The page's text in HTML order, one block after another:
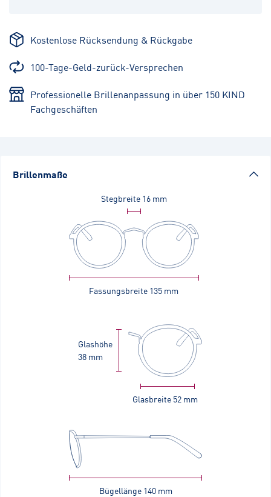
Kostenlose Rücksendung & Rückgabe
100-Tage-Geld-zurück-Versprechen
Professionelle Brillenanpassung in über 150 KIND
Fachgeschäften
Brillenmaße
Stegbreite 16 mm
Fassungsbreite 135 mm
Glasbreite 52 mm
Glashöhe
38 mm
Bügellänge 140 mm